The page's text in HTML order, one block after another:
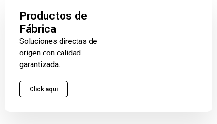
Productos de
Fábrica
Soluciones directas de
origen con calidad
garantizada.
Click aqui